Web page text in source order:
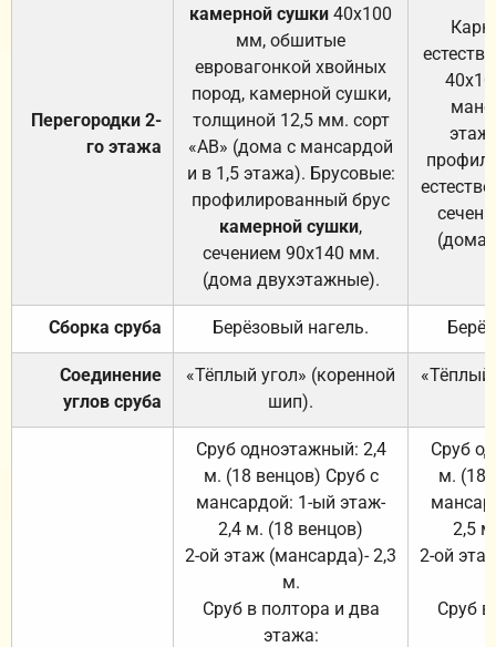
Перегородки 2-
го этажа
камерной сушки 40х100
мм, обшитые
евровагонкой хвойных
пород, камерной сушки,
толщиной 12,5 мм. сорт
«АВ» (дома с мансардой
и в 1,5 этажа). Брусовые:
профилированный брус
камерной сушки,
сечением 90х140 мм.
(дома двухэтажные).
(дома
Сборка сруба Берёзовый нагель.
Соединение
углов сруба
«Тёплый угол» (коренной
шип).
«Тёплый
Сруб одноэтажный: 2,4
м. (18 венцов) Сруб с
мансардой: 1-ый этаж-
2,4 м. (18 венцов)
2-ой этаж (мансарда)- 2,3
м.
Сруб в полтора и два
этажа:
Сруб
м. (18
2,5
2-ой
Сруб